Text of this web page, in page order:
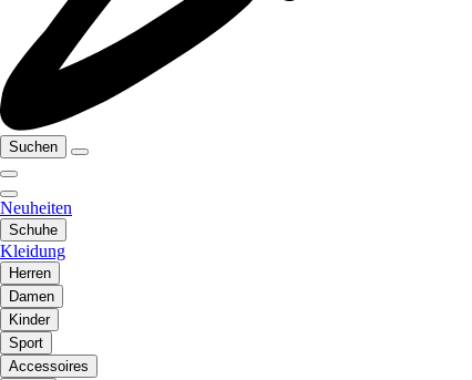
Suchen
Neuheiten
Schuhe
Kleidung
Herren
Damen
Kinder
Sport
Accessoires